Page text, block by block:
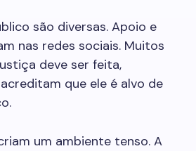
são diversas. Apoio e
nas redes sociais. Muitos
deve ser feita,
que ele é alvo de
um ambiente tenso. A